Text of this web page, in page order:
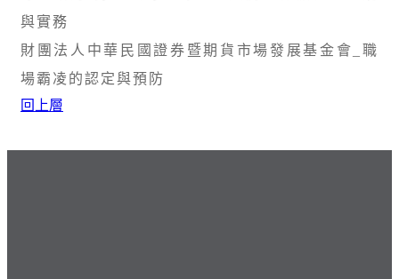
與實務
財團法人中華民國證券暨期貨市場發展基金會_職
場霸凌的認定與預防
回上層